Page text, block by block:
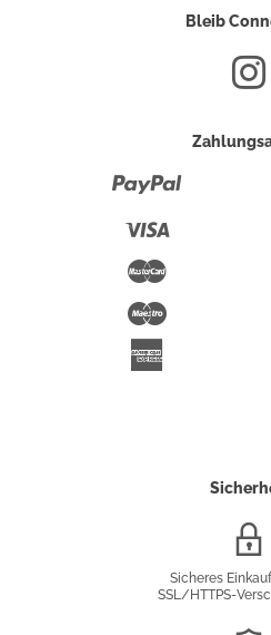
Bleib
Maestro
Sicheres
SSL/HTTPS-